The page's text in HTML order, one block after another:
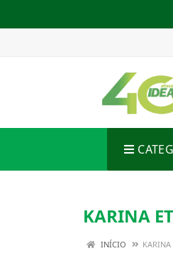
KARINA
INÍCIO KARINA